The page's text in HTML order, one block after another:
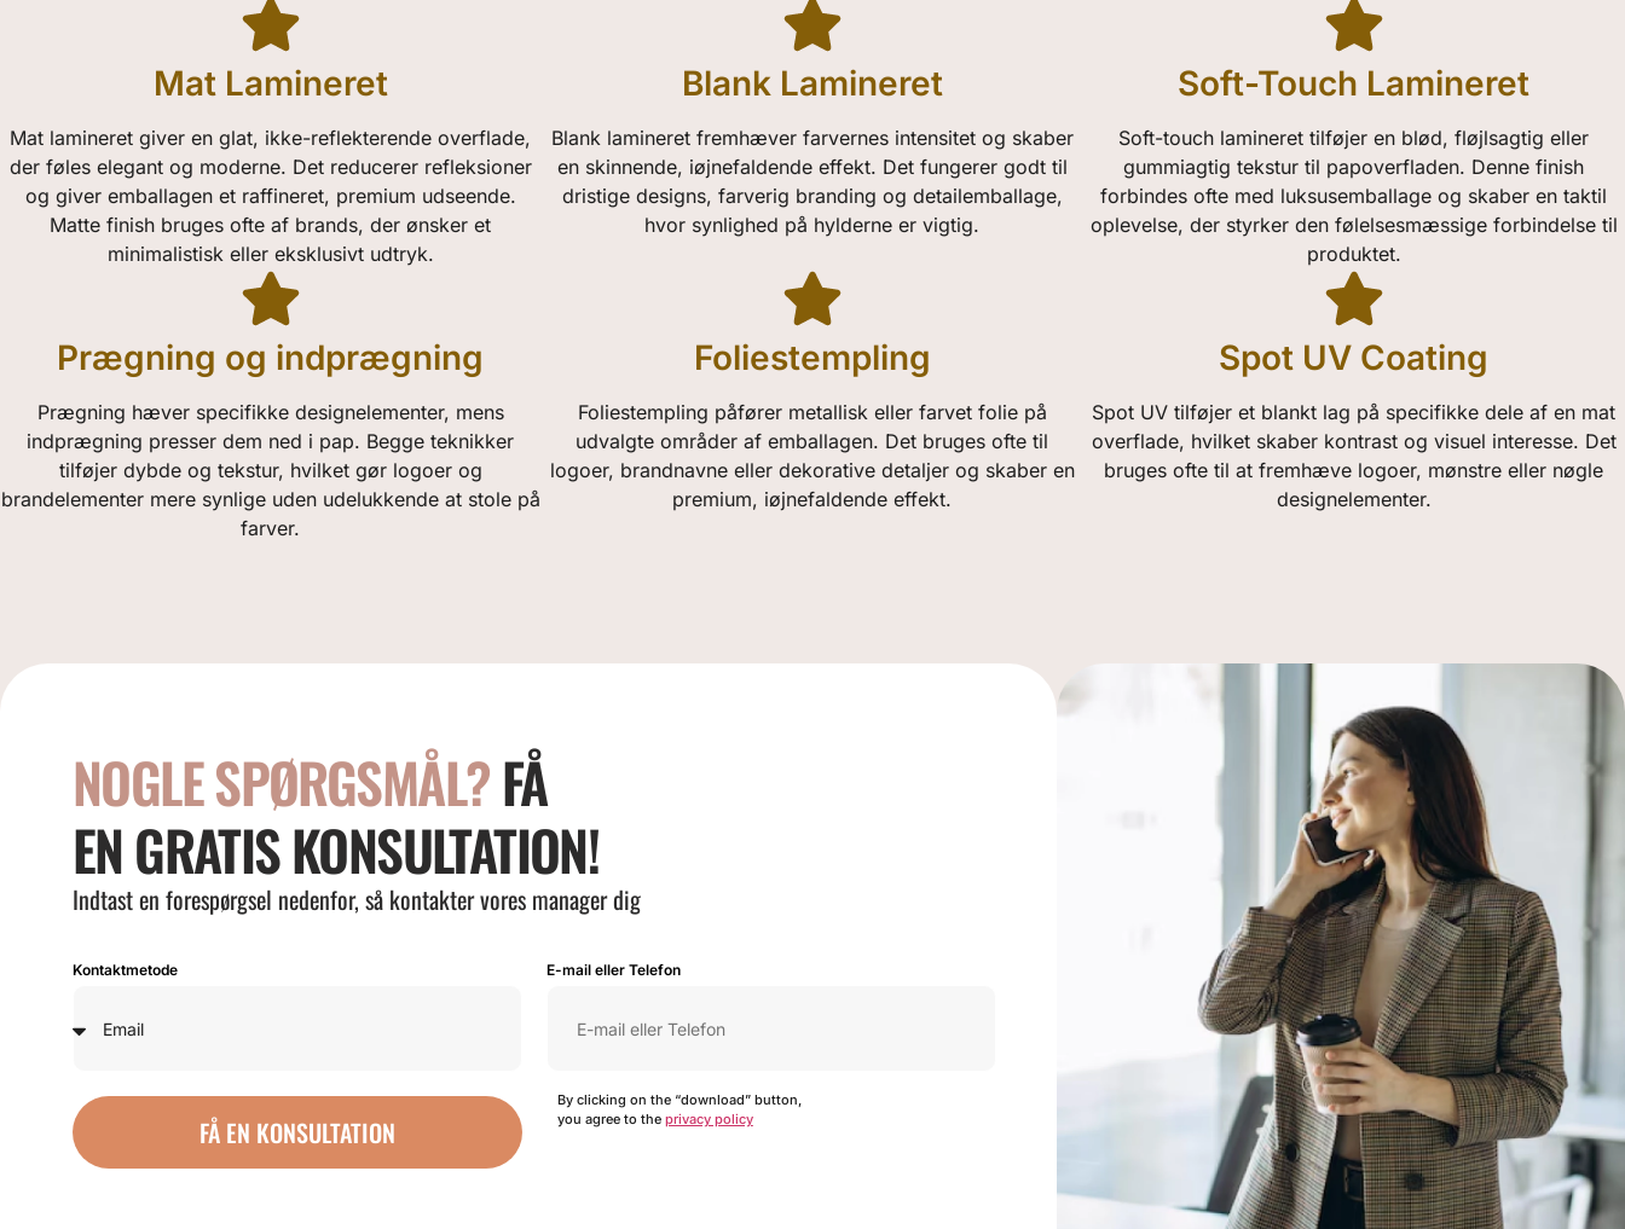
Mat Lamineret
Mat lamineret giver en glat, ikke-reflekterende overflade,
der føles elegant og moderne. Det reducerer refleksioner
og giver emballagen et raffineret, premium udseende.
Matte finish bruges ofte af brands, der ønsker et
minimalistisk eller eksklusivt udtryk.
Blank Lamineret
Blank lamineret fremhæver farvernes intensitet og skaber
en skinnende, iøjnefaldende effekt. Det fungerer godt til
dristige designs, farverig branding og detailemballage,
hvor synlighed på hylderne er vigtig.
Soft-Touch Lamineret
Soft-touch lamineret tilføjer en blød, fløjlsagtig eller
gummiagtig tekstur til papoverfladen. Denne finish
forbindes ofte med luksusemballage og skaber en taktil
oplevelse, der styrker den følelsesmæssige forbindelse til
produktet.
Prægning og indprægning
Prægning hæver specifikke designelementer, mens
indprægning presser dem ned i pap. Begge teknikker
tilføjer dybde og tekstur, hvilket gør logoer og
brandelementer mere synlige uden udelukkende at stole på
farver.
Foliestempling
Foliestempling påfører metallisk eller farvet folie på
udvalgte områder af emballagen. Det bruges ofte til
logoer, brandnavne eller dekorative detaljer og skaber en
premium, iøjnefaldende effekt.
Spot UV Coating
Spot UV tilføjer et blankt lag på specifikke dele af en mat
overflade, hvilket skaber kontrast og visuel interesse. Det
bruges ofte til at fremhæve logoer, mønstre eller nøgle
designelementer.
NOGLE SPØRGSMÅL?FÅ
EN GRATIS KONSULTATION!
Indtast en forespørgsel nedenfor, så kontakter vores manager dig
Kontaktmetode E-mail eller Telefon
FÅ EN KONSULTATION
By clicking on the “download” button,
you agree to the privacy policy